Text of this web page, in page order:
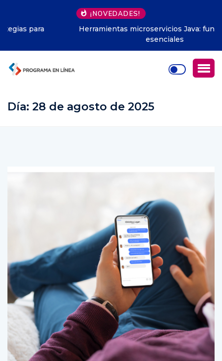
¡NOVEDADES!
Herramientas microservicios Java: fundamentos
Día: 28 de agosto de 2025